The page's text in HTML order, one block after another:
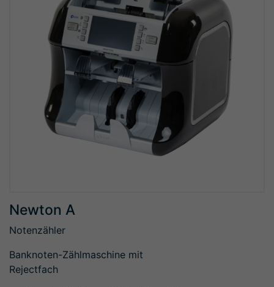
Newton A
Notenzähler
Banknoten-Zählmaschine mit
Rejectfach